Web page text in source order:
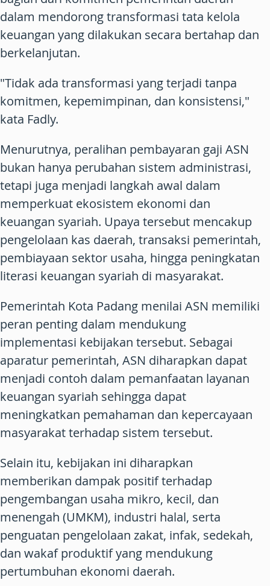
dalam mendorong transformasi tata kelola
keuangan yang dilakukan secara bertahap dan
berkelanjutan.
"Tidak ada transformasi yang terjadi tanpa
komitmen, kepemimpinan, dan konsistensi,"
kata Fadly.
Menurutnya, peralihan pembayaran gaji ASN
bukan hanya perubahan sistem administrasi,
tetapi juga menjadi langkah awal dalam
memperkuat ekosistem ekonomi dan
keuangan syariah. Upaya tersebut mencakup
pengelolaan kas daerah, transaksi pemerintah,
pembiayaan sektor usaha, hingga peningkatan
literasi keuangan syariah di masyarakat.
Pemerintah Kota Padang menilai ASN memiliki
peran penting dalam mendukung
implementasi kebijakan tersebut. Sebagai
aparatur pemerintah, ASN diharapkan dapat
menjadi contoh dalam pemanfaatan layanan
keuangan syariah sehingga dapat
meningkatkan pemahaman dan kepercayaan
masyarakat terhadap sistem tersebut.
Selain itu, kebijakan ini diharapkan
memberikan dampak positif terhadap
pengembangan usaha mikro, kecil, dan
menengah (UMKM), industri halal, serta
penguatan pengelolaan zakat, infak, sedekah,
dan wakaf produktif yang mendukung
pertumbuhan ekonomi daerah.